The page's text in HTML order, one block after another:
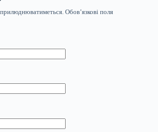
Обов’язкові поля